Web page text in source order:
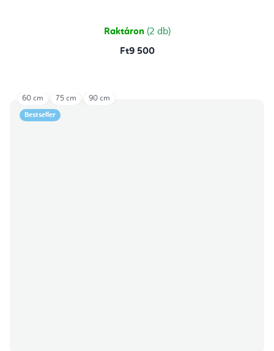
Raktáron (2 db)
Ft9 500
Bestseller
60 cm 75 cm 90 cm